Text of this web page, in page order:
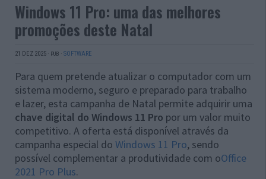
Windows 11 Pro: uma das melhores
promoções deste Natal
21 DEZ 2025 · PUB · SOFTWARE
Para quem pretende atualizar o computador com um
sistema moderno, seguro e preparado para trabalho
e lazer, esta campanha de Natal permite adquirir uma
chave digital do Windows 11 Pro por um valor muito
competitivo. A oferta está disponível através da
campanha especial do Windows 11 Pro, sendo
possível complementar a produtividade com oOffice
2021 Pro Plus.